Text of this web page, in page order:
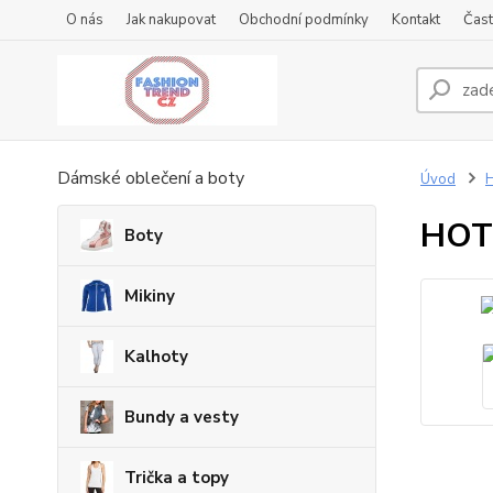
O nás Jak nakupovat Obchodní podmínky Kontakt
Dámské oblečení a boty
Boty
Mikiny
Kalhoty
Bundy a vesty
Trička a topy
Úvod